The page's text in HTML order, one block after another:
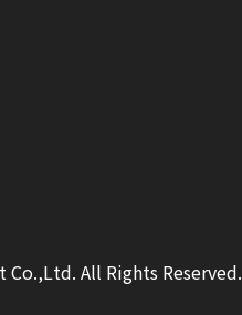
Co.,Ltd. All Rights Reserved.